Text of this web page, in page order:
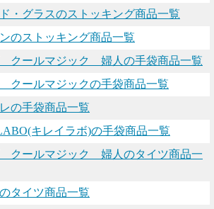
・グラスのストッキング商品一覧
のストッキング商品一覧
クールマジック 婦人の手袋商品一覧
クールマジックの手袋商品一覧
の手袋商品一覧
キレイラボ)の手袋商品一覧
クールマジック 婦人のタイツ商品一
タイツ商品一覧